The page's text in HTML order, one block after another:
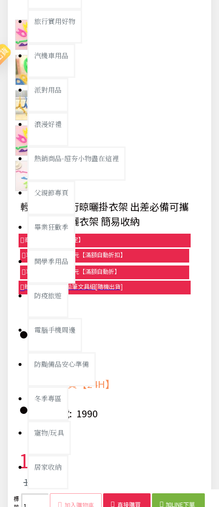
旅行實用好物
汽機車用品
派對用品
浪漫好禮
熱銷商品-超夯小物盡在這裡
父親節專頁
畢業狂歡季
開學季用品
防疫旅遊
電腦手機周邊
防颱備品安心準備
冬季專區
寵物/玩具
居家收納
文具禮品
輕便折疊旅行晾曬掛衣架 出差必備可攜
曬衣架 簡易收納
商品95折【今日限定】
享滿1000元折100元【滿額自動折扣】
享滿2000元折250元【滿額自動折】
贈品-滿899送色鉛筆文具組[隨機出貨]
庫存:
快速出貨【24H】
貨號: 1990
18元
19元
加入購物車 直接購買 加LINE下單
標